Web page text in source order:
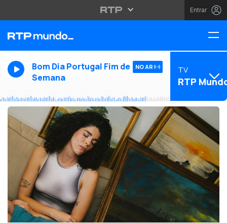
Entrar
Bom Dia Portugal Fim de
Semana
NO AR TV
RTP